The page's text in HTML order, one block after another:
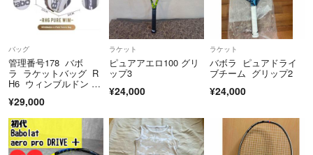
バッグ
管理番号178 バボ
ラ ラケットバッグ R
H6 ウィンブルドン W
¥29,000
ラケット
ピュアアエロ100 グリ
ップ3
¥24,000
ラケット
バボラ ピュアドライ
ブチーム グリップ2
¥24,000